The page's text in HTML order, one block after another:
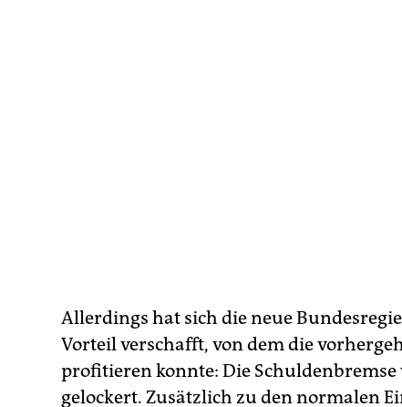
Allerdings hat sich die neue
Vorteil verschafft, von dem die
profitieren konnte: Die
gelockert. Zusätzlich zu den normalen